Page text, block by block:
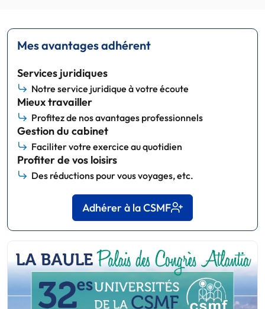
Mes avantages adhérent
Services juridiques
Notre service juridique à votre écoute
Mieux travailler
Profitez de nos avantages professionnels
Gestion du cabinet
Faciliter votre exercice au quotidien
Profiter de vos loisirs
Des réductions pour vous voyages, etc.
Adhérer à la CSMF